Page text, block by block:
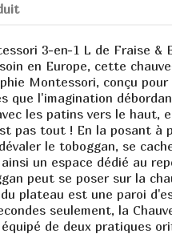
3-en-1 L de Fraise
en Europe, cette
Montessori, conçu
que l'imagination
les patins vers le
pas tout ! En la posant à
le toboggan, se
un espace dédié au
peut se poser sur la
plateau est une paroi
seulement, la
de deux pratiques